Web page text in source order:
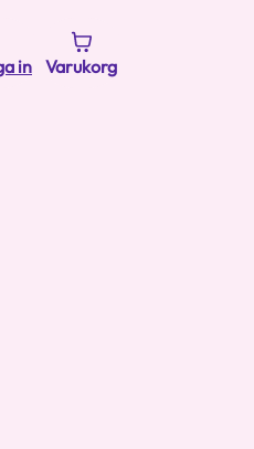
in Varukorg